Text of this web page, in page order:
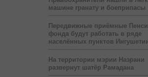
машине гранату и боеприпасы
Передвижные приёмные
фонда будут работать в ряде
населённых пунктов
На территории мэрии Назрани
развернут шатёр Рамадана